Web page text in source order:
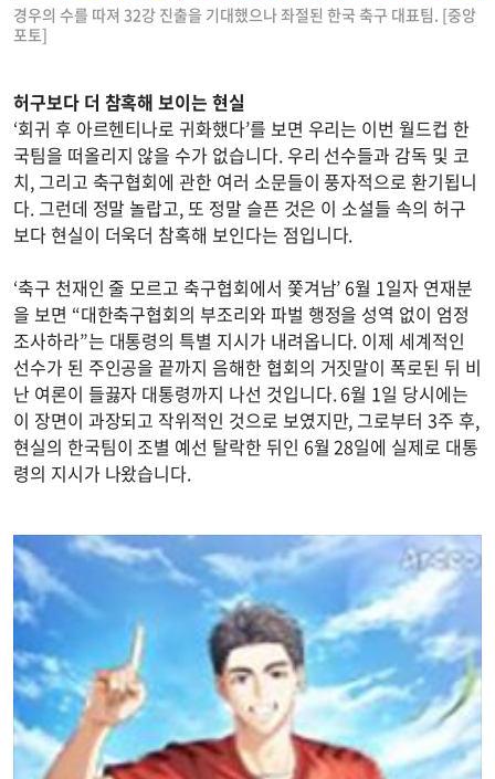
경우의 수를 따져 32강 진출을 기대했으나 좌절된 한국 축구 대표팀. [중앙
포토]
허구보다 더 참혹해 보이는 현실
‘회귀 후 아르헨티나로 귀화했다’를 보면 우리는 이번 월드컵 한
국팀을 떠올리지 않을 수가 없습니다. 우리 선수들과 감독 및 코
치, 그리고 축구협회에 관한 여러 소문들이 풍자적으로 환기됩니
다. 그런데 정말 놀랍고, 또 정말 슬픈 것은 이 소설들 속의 허구
보다 현실이 더욱더 참혹해 보인다는 점입니다.
‘축구 천재인 줄 모르고 축구협회에서 쫓겨남’ 6월 1일자 연재분
을 보면 “대한축구협회의 부조리와 파벌 행정을 성역 없이 엄정
조사하라”는 대통령의 특별 지시가 내려옵니다. 이제 세계적인
선수가 된 주인공을 끝까지 음해한 협회의 거짓말이 폭로된 뒤 비
난 여론이 들끓자 대통령까지 나선 것입니다. 6월 1일 당시에는
이 장면이 과장되고 작위적인 것으로 보였지만, 그로부터 3주 후,
현실의 한국팀이 조별 예선 탈락한 뒤인 6월 28일에 실제로 대통
령의 지시가 나왔습니다.